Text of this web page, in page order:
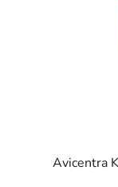
Avicentra